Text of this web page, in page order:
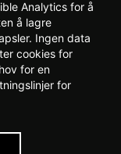
Analytics for å
å lagre
Ingen data
cookies for
for en
for